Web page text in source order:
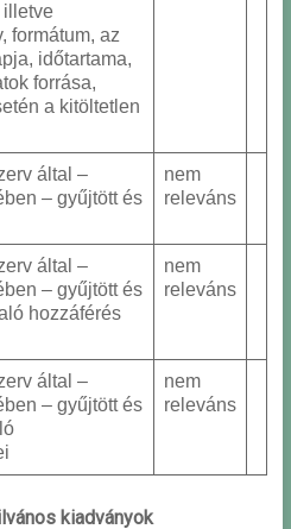
illetve
formátum, az
időtartama,
forrása,
a kitöltetlen
által –
– gyűjtött és
nem
releváns
által –
– gyűjtött és
hozzáférés
nem
releváns
által –
– gyűjtött és
nem
releváns
kiadványok